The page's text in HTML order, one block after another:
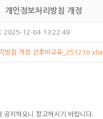
개인정보처리방침 개정
2025-12-04 13:22:49
방침 개정 전후비교표_251210.xlsx
지하오니 참고하시기 바랍니다.